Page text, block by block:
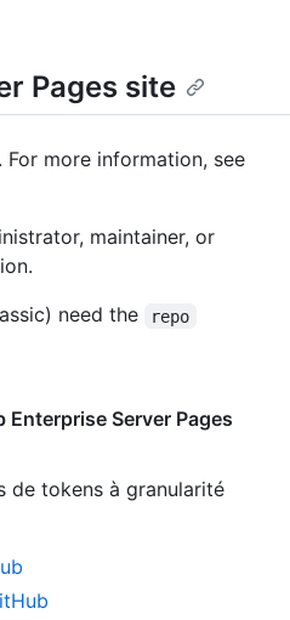
Pages site
more information, see
maintainer, or
need the
repo
Server Pages
de tokens à granularité